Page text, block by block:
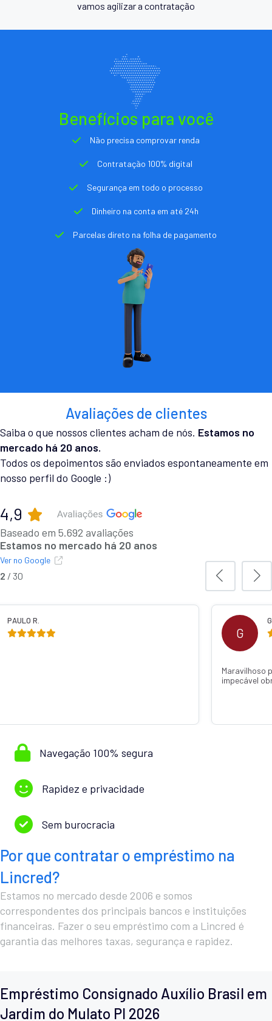
vamos agilizar a contratação
Benefícios para você
Não precisa comprovar renda
Contratação 100% digital
Segurança em todo o processo
Dinheiro na conta em até 24h
Parcelas direto na folha de pagamento
Avaliações de clientes
Saiba o que nossos clientes acham de nós. Estamos no
mercado há 20 anos.
Todos os depoimentos são enviados espontaneamente em
nosso perfil do Google :)
4,9
Baseado em 5.692 avaliações
Estamos no mercado há 20 anos
Ver no Google
PAULO R.
G
Maravilhoso
impecável
2 / 30
Navegação 100% segura
Rapidez e privacidade
Sem burocracia
Por que contratar o empréstimo na
Lincred?
Estamos no mercado desde 2006 e somos
correspondentes dos principais bancos e instituições
financeiras. Fazer o seu empréstimo com a Lincred é
garantia das melhores taxas, segurança e rapidez.
Empréstimo Consignado Auxílio Brasil em
Jardim do Mulato PI 2026